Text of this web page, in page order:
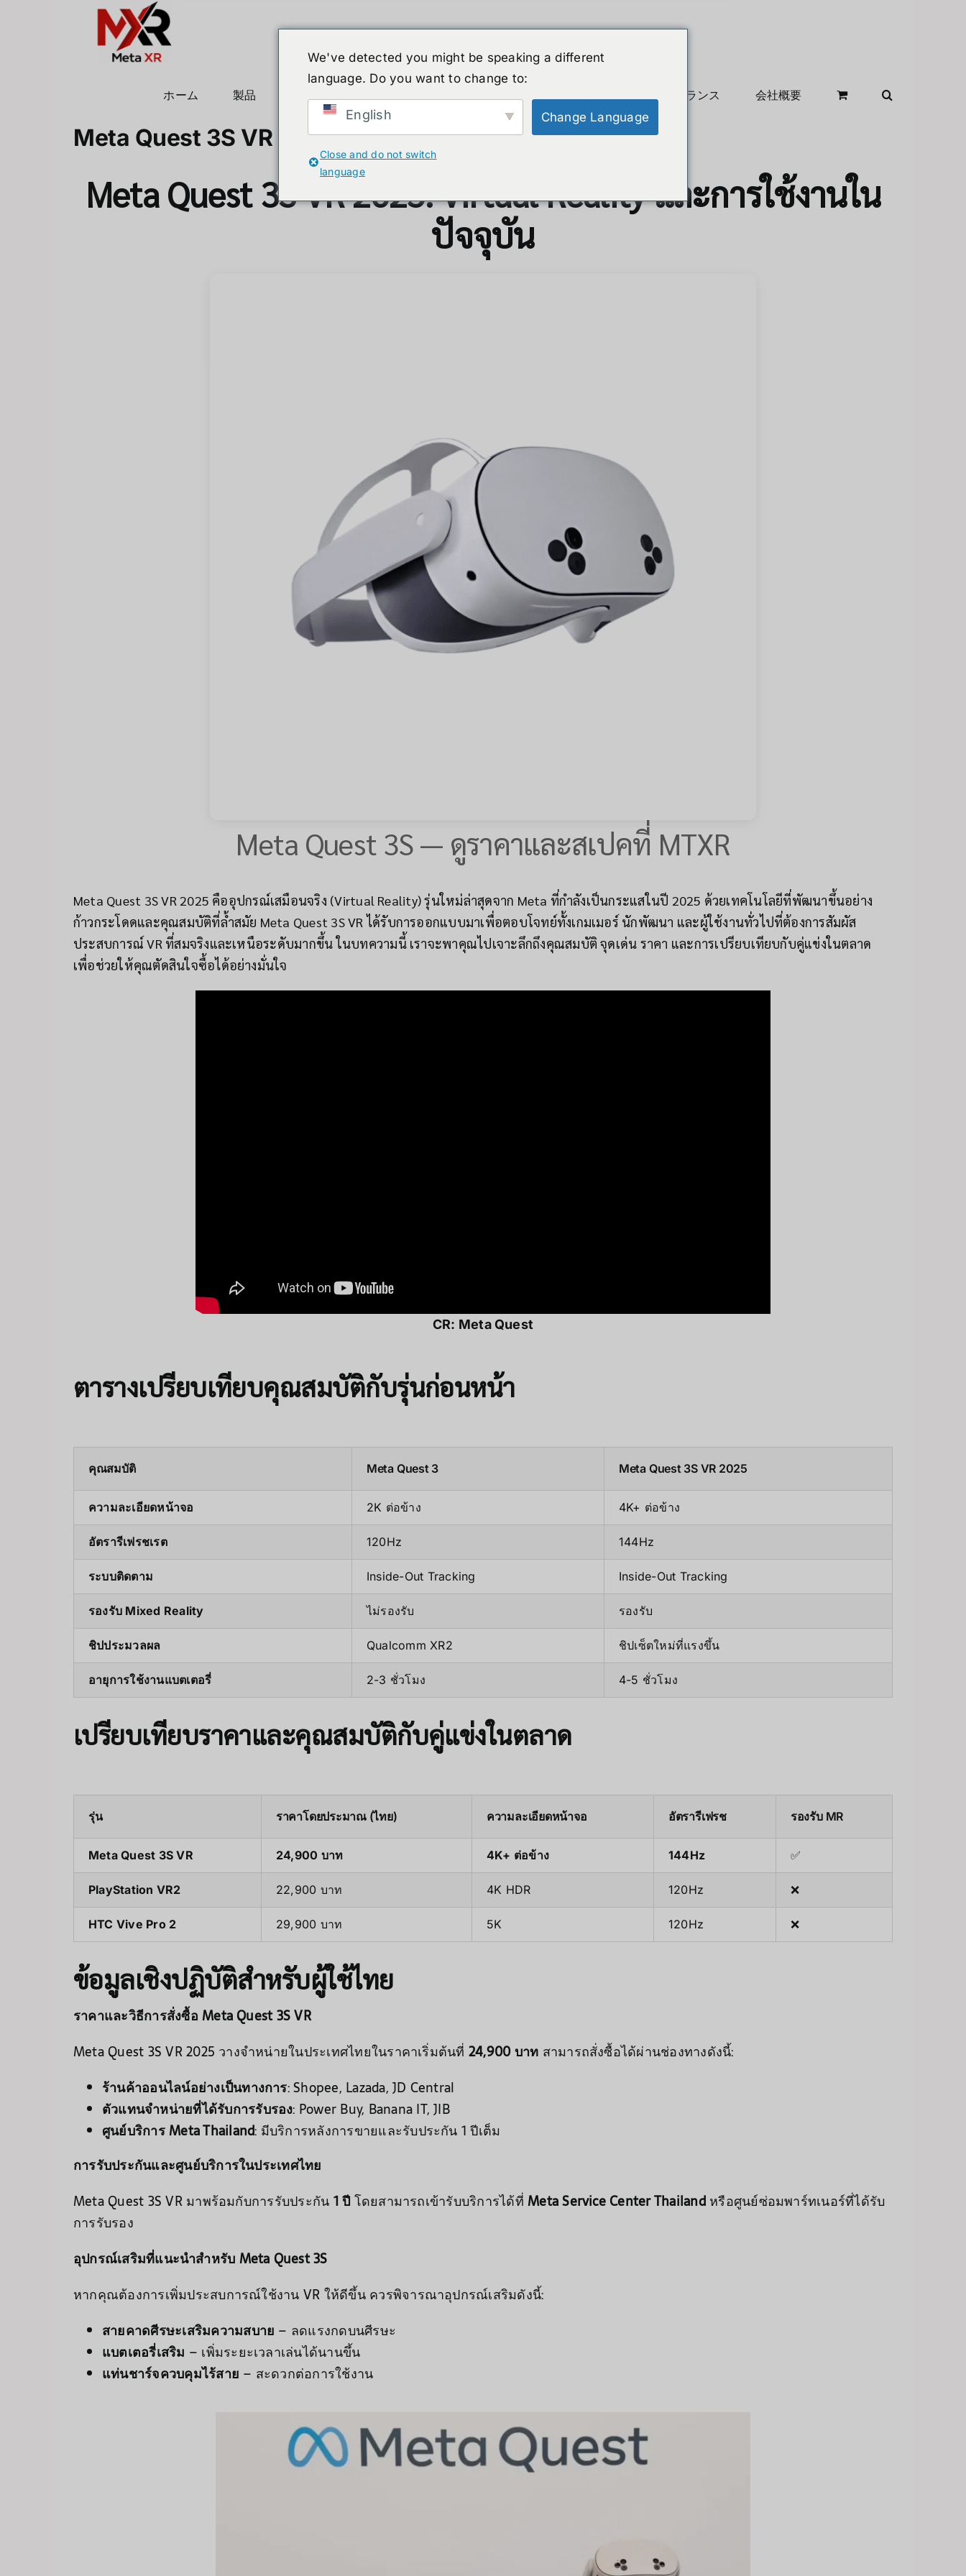
ホーム 製品 クリアランス 会社概要
Meta Quest 3S VR 2025: VR แห่งอนาคตที่คุณต้องมี!
Meta Quest 3S VR 2025: Virtual Reality และการใช้งานใน
ปัจจุบัน
Meta Quest 3S — ดูราคาและสเปคที่ MTXR
Meta Quest 3S VR 2025 คืออุปกรณ์เสมือนจริง (Virtual Reality) รุ่นใหม่ล่าสุดจาก Meta ที่กำลังเป็นกระแสในปี 2025 ด้วยเทคโนโลยีที่พัฒนาขึ้นอย่าง
ก้าวกระโดดและคุณสมบัติที่ล้ำสมัย Meta Quest 3S VR ได้รับการออกแบบมาเพื่อตอบโจทย์ทั้งเกมเมอร์ นักพัฒนา และผู้ใช้งานทั่วไปที่ต้องการสัมผัส
ประสบการณ์ VR ที่สมจริงและเหนือระดับมากขึ้น ในบทความนี้ เราจะพาคุณไปเจาะลึกถึงคุณสมบัติ จุดเด่น ราคา และการเปรียบเทียบกับคู่แข่งในตลาด
เพื่อช่วยให้คุณตัดสินใจซื้อได้อย่างมั่นใจ
CR: Meta Quest
ตารางเปรียบเทียบคุณสมบัติกับรุ่นก่อนหน้า
คุณสมบัติ Meta Quest 3 Meta Quest 3S VR 2025
ความละเอียดหน้าจอ 2K ต่อข้าง 4K+ ต่อข้าง
อัตรารีเฟรชเรต 120Hz 144Hz
ระบบติดตาม Inside-Out Tracking Inside-Out Tracking
รองรับ Mixed Reality ไม่รองรับ รองรับ
ชิปประมวลผล Qualcomm XR2 ชิปเซ็ตใหม่ที่แรงขึ้น
อายุการใช้งานแบตเตอรี่ 2-3 ชั่วโมง 4-5 ชั่วโมง
เปรียบเทียบราคาและคุณสมบัติกับคู่แข่งในตลาด
รุ่น ราคาโดยประมาณ (ไทย) ความละเอียดหน้าจอ อัตรารีเฟรช รองรับ MR
Meta Quest 3S VR 24,900 บาท 4K+ ต่อข้าง 144Hz ✅
PlayStation VR2 22,900 บาท 4K HDR 120Hz ❌
HTC Vive Pro 2 29,900 บาท 5K 120Hz ❌
ข้อมูลเชิงปฏิบัติสำหรับผู้ใช้ไทย
ราคาและวิธีการสั่งซื้อ Meta Quest 3S VR
Meta Quest 3S VR 2025 วางจำหน่ายในประเทศไทยในราคาเริ่มต้นที่ 24,900 บาท สามารถสั่งซื้อได้ผ่านช่องทางดังนี้:
ร้านค้าออนไลน์อย่างเป็นทางการ: Shopee, Lazada, JD Central
ตัวแทนจำหน่ายที่ได้รับการรับรอง: Power Buy, Banana IT, JIB
ศูนย์บริการ Meta Thailand: มีบริการหลังการขายและรับประกัน 1 ปีเต็ม
การรับประกันและศูนย์บริการในประเทศไทย
Meta Quest 3S VR มาพร้อมกับการรับประกัน 1 ปี โดยสามารถเข้ารับบริการได้ที่Meta Service Center Thailandหรือศูนย์ซ่อมพาร์ทเนอร์ที่ได้รับ
การรับรอง
อุปกรณ์เสริมที่แนะนำสำหรับ Meta Quest 3S
หากคุณต้องการเพิ่มประสบการณ์ใช้งาน VR ให้ดีขึ้น ควรพิจารณาอุปกรณ์เสริมดังนี้:
สายคาดศีรษะเสริมความสบาย – ลดแรงกดบนศีรษะ
แบตเตอรี่เสริม – เพิ่มระยะเวลาเล่นได้นานขึ้น
แท่นชาร์จควบคุมไร้สาย – สะดวกต่อการใช้งาน
We've detected you might be speaking a different
language. Do you want to change to:
English Change Language
Close and do not switch
language